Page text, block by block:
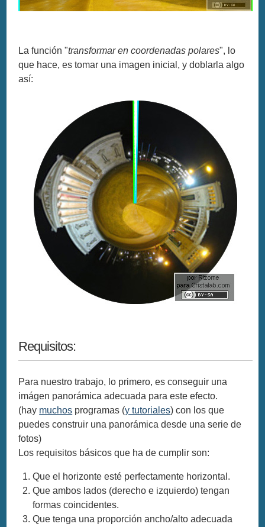
La función "transformar en coordenadas polares", lo
que hace, es tomar una imagen inicial, y doblarla algo
así:
Requisitos:
Para nuestro trabajo, lo primero, es conseguir una
imágen panorámica adecuada para este efecto.
(hay muchos programas (y tutoriales) con los que
puedes construir una panorámica desde una serie de
fotos)
Los requisitos básicos que ha de cumplir son:
Que el horizonte esté perfectamente horizontal.
Que ambos lados (derecho e izquierdo) tengan
formas coincidentes.
Que tenga una proporción ancho/alto adecuada